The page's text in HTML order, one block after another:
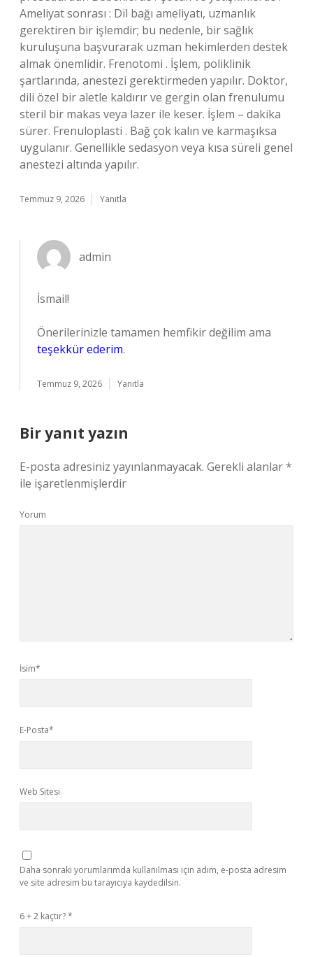
Ameliyat sonrası : Dil bağı ameliyatı, uzmanlık
gerektiren bir işlemdir; bu nedenle, bir sağlık
kuruluşuna başvurarak uzman hekimlerden destek
almak önemlidir. Frenotomi . İşlem, poliklinik
şartlarında, anestezi gerektirmeden yapılır. Doktor,
dili özel bir aletle kaldırır ve gergin olan frenulumu
steril bir makas veya lazer ile keser. İşlem – dakika
sürer. Frenuloplasti . Bağ çok kalın ve karmaşıksa
uygulanır. Genellikle sedasyon veya kısa süreli genel
anestezi altında yapılır.
Temmuz 9, 2026 Yanıtla
admin
İsmail!
Önerilerinizle tamamen hemfikir değilim ama
teşekkür ederim.
Temmuz 9, 2026 Yanıtla
Bir yanıt yazın
E-posta adresiniz yayınlanmayacak. Gerekli alanlar*
ile işaretlenmişlerdir
Yorum
İsim*
E-Posta*
Web Sitesi
Daha sonraki yorumlarımda kullanılması için adım, e-posta adresim
ve site adresim bu tarayıcıya kaydedilsin.
6 + 2 kaçtır?*